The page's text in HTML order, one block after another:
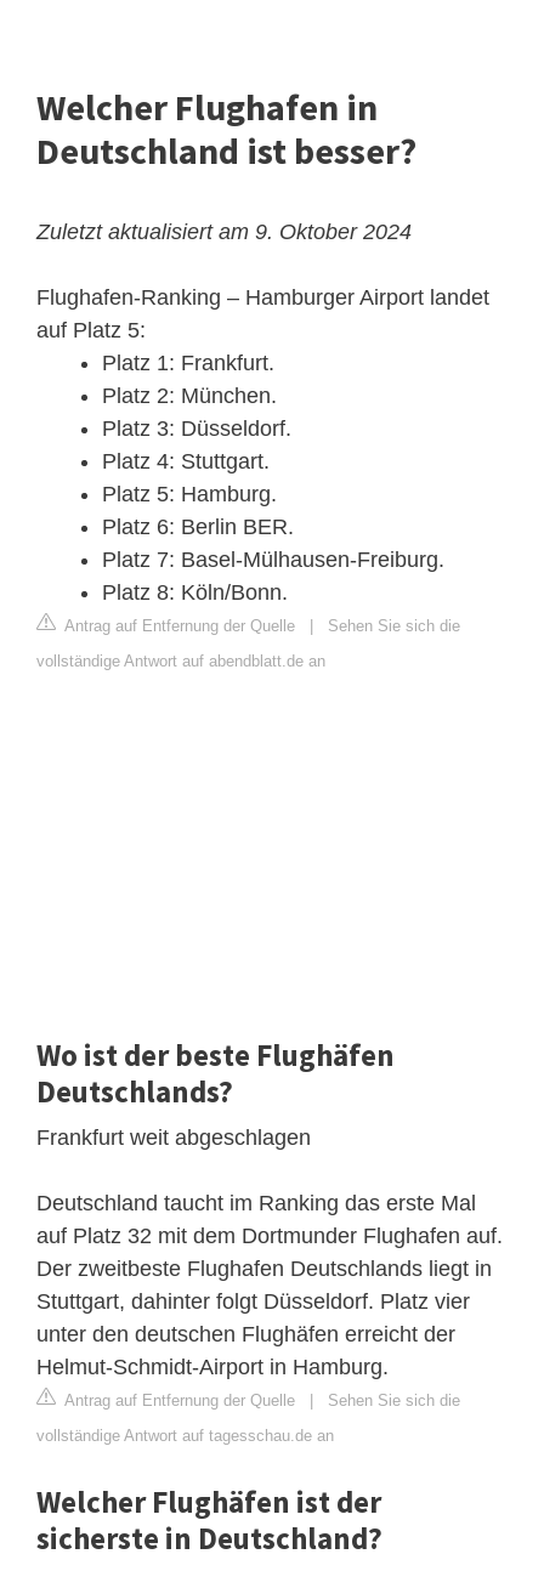
Welcher Flughafen in
Deutschland ist besser?
Zuletzt aktualisiert am 9. Oktober 2024
Flughafen-Ranking – Hamburger Airport landet
auf Platz 5:
Platz 1: Frankfurt.
Platz 2: München.
Platz 3: Düsseldorf.
Platz 4: Stuttgart.
Platz 5: Hamburg.
Platz 6: Berlin BER.
Platz 7: Basel-Mülhausen-Freiburg.
Platz 8: Köln/Bonn.
Antrag auf Entfernung der Quelle
Sehen Sie sich die
vollständige Antwort auf abendblatt.de an
Wo ist der beste Flughäfen
Deutschlands?
Frankfurt weit abgeschlagen
Deutschland taucht im Ranking das erste Mal
auf Platz 32 mit dem Dortmunder Flughafen auf.
Der zweitbeste Flughafen Deutschlands liegt in
Stuttgart, dahinter folgt Düsseldorf. Platz vier
unter den deutschen Flughäfen erreicht der
Helmut-Schmidt-Airport in Hamburg.
Antrag auf Entfernung der Quelle
Sehen Sie sich die
vollständige Antwort auf tagesschau.de an
Welcher Flughäfen ist der
sicherste in Deutschland?